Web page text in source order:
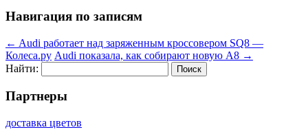
Навигация по записям
← Audi работает над заряженным кроссовером SQ8 —
Колеса.ру Audi показала, как собирают новую A8 →
Найти:
Партнеры
доставка цветов